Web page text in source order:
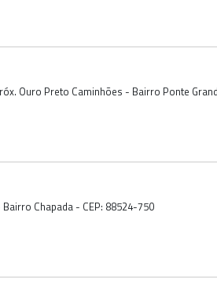
Ouro Preto Caminhões - Bairro Ponte
Chapada - CEP: 88524-750